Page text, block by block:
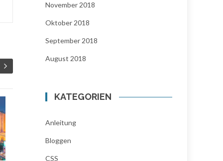
Template:
responsive Design
November 2018
Oktober 2018
September 2018
August 2018
KATEGORIEN
Anleitung
Bloggen
CSS